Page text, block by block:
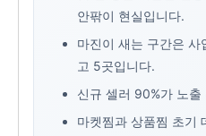
안팎이 현실입니다.
마진이 새는 구간은 사
고 5곳입니다.
신규 셀러 90%가 노
마켓찜과 상품찜 초기